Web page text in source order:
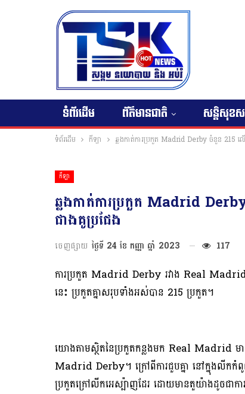
ទំព័រដើម ព័ត៌មានជាតិ សន្តិសុខស
ទំព័រដើម កីឡា ឆ្លងកាត់ការប្រកួត Madrid Derby ចំនួន 215
កីឡា
ឆ្លងកាត់ការប្រកួត Madrid
ជាងគូប្រជែង
ចេញផ្សាយ ថ្ងៃទី 24 ខែ កញ្ញា ឆ្នាំ 2023 117
ការប្រកួត Madrid Derby រវាង Real
នេះ ប្រកួតគ្នាសរុបទាំងអស់បាន 215 ប្រកួត។
យោងតាមស្ថិតនៃប្រកួតកន្លងមក Real Madrid មា
Madrid Derby។ ក្រៅពីការជួបគ្នា នៅក្នុងលីកកំពូ
ប្រកួតក្រៅលីកអេស្ប៉ាញដែរ ដោយមានតួយ៉ាងដូចជា